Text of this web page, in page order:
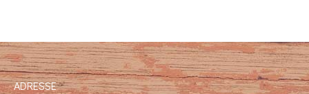
ADRESSE